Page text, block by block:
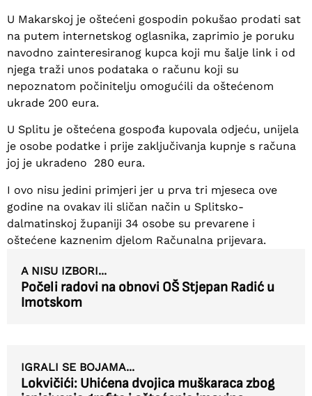
U Makarskoj je oštećeni gospodin pokušao prodati sat
na putem internetskog oglasnika, zaprimio je poruku
navodno zainteresiranog kupca koji mu šalje link i od
njega traži unos podataka o računu koji su
nepoznatom počinitelju omogućili da oštećenom
ukrade 200 eura.
U Splitu je oštećena gospođa kupovala odjeću, unijela
je osobe podatke i prije zaključivanja kupnje s računa
joj je ukradeno 280 eura.
I ovo nisu jedini primjeri jer u prva tri mjeseca ove
godine na ovakav ili sličan način u Splitsko-
dalmatinskoj županiji 34 osobe su prevarene i
oštećene kaznenim djelom Računalna prijevara.
A NISU IZBORI...
Počeli radovi na obnovi OŠ Stjepan Radić u
Imotskom
IGRALI SE BOJAMA...
Lokvičići: Uhićena dvojica muškaraca zbog